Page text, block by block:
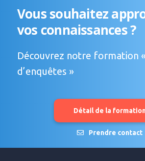
Vous souhaitez
vos connaissances ?
Découvrez notre formation
d’enquêtes »
Détail de la formation
Prendre contact